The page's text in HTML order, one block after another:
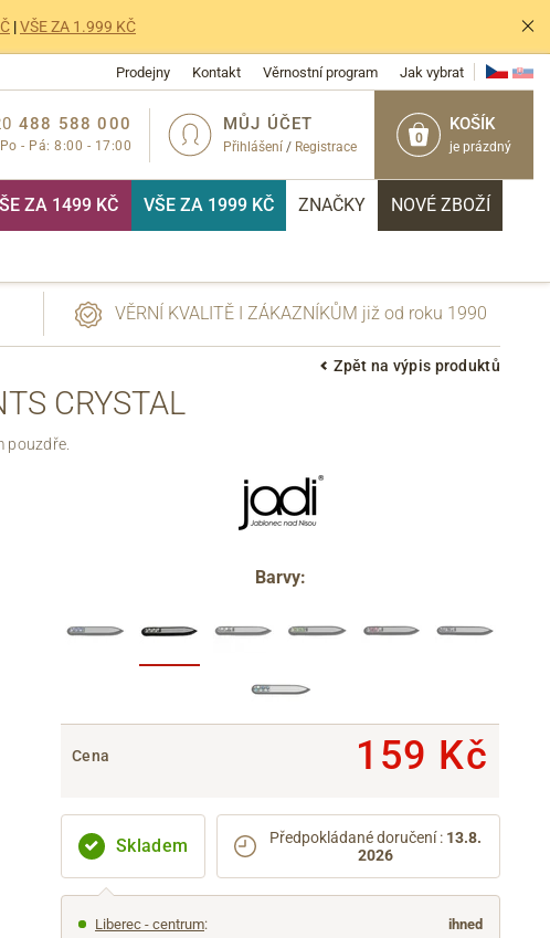
|VŠE ZA 1.999 KČ
Prodejny Kontakt Věrnostní program Jak vybrat
0
KOŠÍK
je prázdný
MŮJ ÚČET
Přihlášení / Registrace
488 588 000
Po - Pá: 8:00 - 17:00
ZA 1499 KČ VŠE ZA 1999 KČ ZNAČKY NOVÉ ZBOŽÍ
VĚRNÍ KVALITĚ I ZÁKAZNÍKŮM již od roku 1990
Zpět na výpis produktů
CRYSTAL
pouzdře.
Barvy:
Cena 159 Kč
Skladem Předpokládané doručení : 13.8.
2026
Liberec - centrum:
ihned